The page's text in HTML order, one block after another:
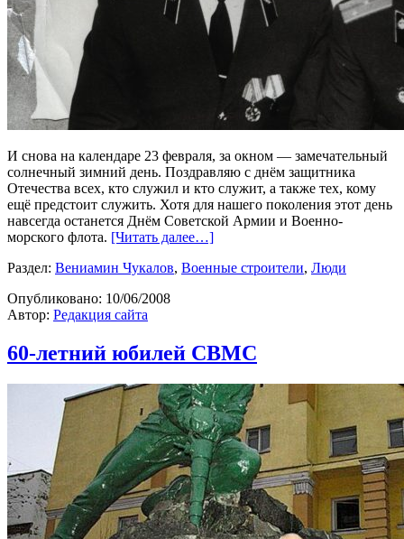
И снова на календаре 23 февраля, за окном — замечательный
солнечный зимний день. Поздравляю с днём защитника
Отечества всех, кто служил и кто служит, а также тех, кому
ещё предстоит служить. Хотя для нашего поколения этот день
навсегда останется Днём Советской Армии и Военно-
морского флота. [Читать далее…]
Раздел: Вениамин Чукалов, Военные строители, Люди
Опубликовано: 10/06/2008
Автор: Редакция сайта
60-летний юбилей СВМС